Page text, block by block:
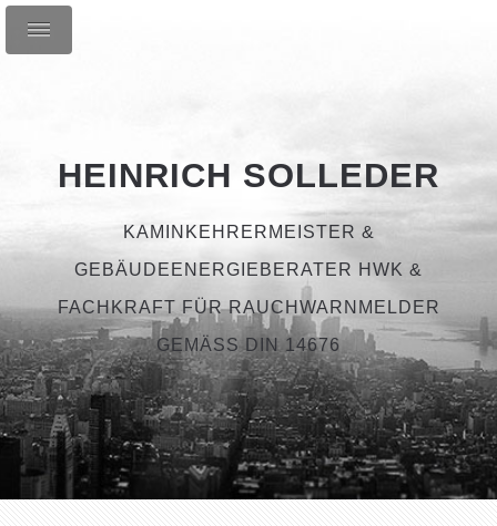
HEINRICH SOLLEDER
KAMINKEHRERMEISTER &
GEBÄUDEENERGIEBERATER HWK &
FACHKRAFT FÜR RAUCHWARNMELDER
GEMÄSS DIN 14676